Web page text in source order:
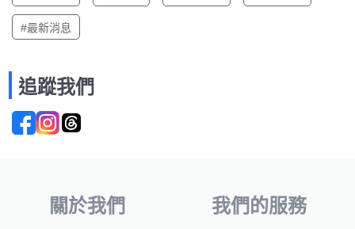
#最新消息
追蹤我們
關於我們 我們的服務